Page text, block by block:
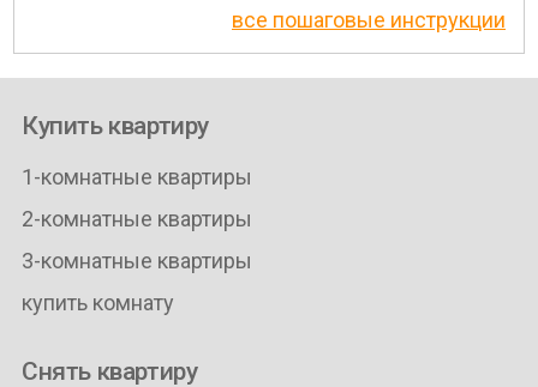
все пошаговые инструкции
Купить квартиру
1-комнатные квартиры
2-комнатные квартиры
3-комнатные квартиры
купить комнату
Снять квартиру